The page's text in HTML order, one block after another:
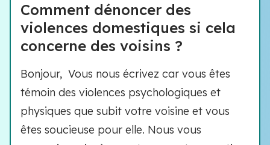
Comment dénoncer des
violences domestiques si cela
concerne des voisins ?
Bonjour, Vous nous écrivez car vous êtes
témoin des violences psychologiques et
physiques que subit votre voisine et vous
êtes soucieuse pour elle. Nous vous